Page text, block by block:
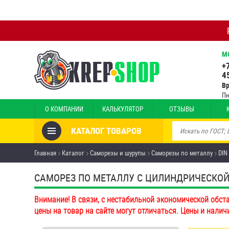
О КОМПАНИИ КАЛЬКУЛЯТОР ОТЗЫВЫ
КАТАЛОГ ТОВАРОВ
Товары со скидкой
Анкеры
Антивандальный крепёж,
инструмент
Болты и винты
Главная Каталог Саморезы и шурупы Саморезы по металлу
САМОРЕЗ ПО МЕТАЛЛУ С
Внимание! В связи, с нестабильной экономической
цены на товар на сайте могут отличаться. Цены и